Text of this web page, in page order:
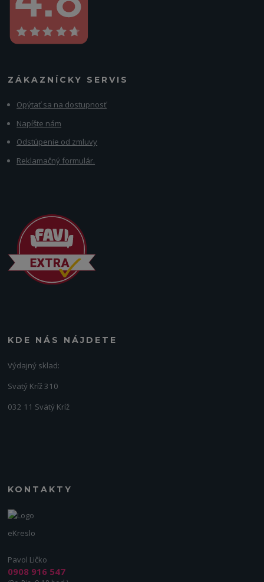
ZÁKAZNÍCKY SERVIS
Opýtať sa na dostupnosť
Napíšte nám
Odstúpenie od zmluvy
Reklamačný formulár.
KDE NÁS NÁJDETE
Výdajný sklad:
Svätý Kríž 310
032 11 Svätý Kríž
KONTAKTY
eKreslo
Pavol Ličko
0908 916 547